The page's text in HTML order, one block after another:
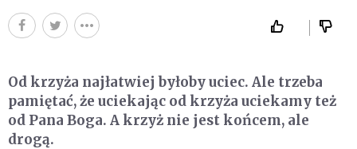
Od krzyża najłatwiej byłoby uciec. Ale trzeba
pamiętać, że uciekając od krzyża uciekamy też
od Pana Boga. A krzyż nie jest końcem, ale
drogą.